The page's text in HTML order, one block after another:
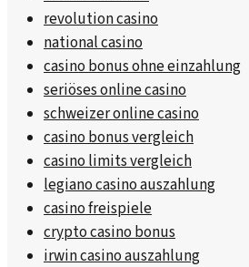
revolution casino
national casino
casino bonus ohne einzahlung
seriöses online casino
schweizer online casino
casino bonus vergleich
casino limits vergleich
legiano casino auszahlung
casino freispiele
crypto casino bonus
irwin casino auszahlung